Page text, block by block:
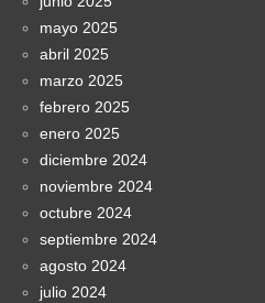
mayo 2025
abril 2025
marzo 2025
febrero 2025
enero 2025
diciembre 2024
noviembre 2024
octubre 2024
septiembre 2024
agosto 2024
julio 2024